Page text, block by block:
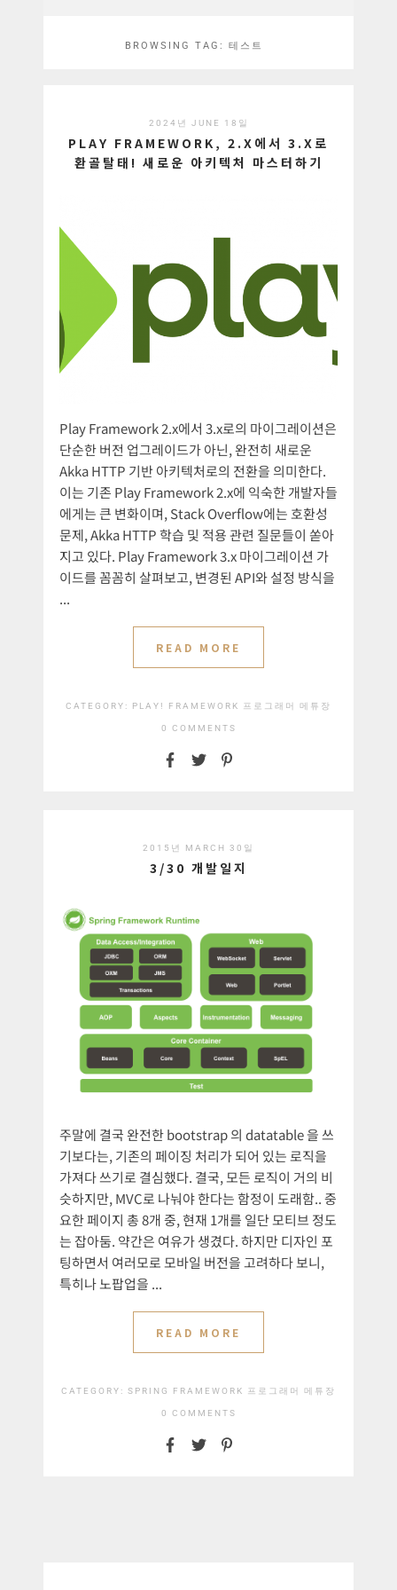
BROWSING TAG: 테스트
2024년 JUNE 18일
PLAY FRAMEWORK, 2.X에서 3.X로
환골탈태! 새로운 아키텍처 마스터하기
Play Framework 2.x에서 3.x로의 마이그레이션은
단순한 버전 업그레이드가 아닌, 완전히 새로운
Akka HTTP 기반 아키텍처로의 전환을 의미한다.
이는 기존 Play Framework 2.x에 익숙한 개발자들
에게는 큰 변화이며, Stack Overflow에는 호환성
문제, Akka HTTP 학습 및 적용 관련 질문들이 쏟아
지고 있다. Play Framework 3.x 마이그레이션 가
이드를 꼼꼼히 살펴보고, 변경된 API와 설정 방식을
...
READ MORE
CATEGORY: PLAY! FRAMEWORK 프로그래머 메튜장
0 COMMENTS
2015년 MARCH 30일
3/30 개발일지
주말에 결국 완전한 bootstrap 의 datatable 을 쓰
기보다는, 기존의 페이징 처리가 되어 있는 로직을
가져다 쓰기로 결심했다. 결국, 모든 로직이 거의 비
슷하지만, MVC로 나눠야 한다는 함정이 도래함.. 중
요한 페이지 총 8개 중, 현재 1개를 일단 모티브 정도
는 잡아둠. 약간은 여유가 생겼다. 하지만 디자인 포
팅하면서 여러모로 모바일 버전을 고려하다 보니,
특히나 노팝업을 ...
READ MORE
CATEGORY: SPRING FRAMEWORK 프로그래머 메튜장
0 COMMENTS